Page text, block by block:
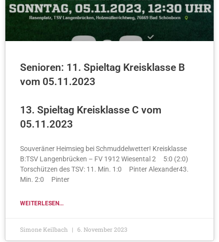
Senioren: 11. Spieltag Kreisklasse B
vom 05.11.2023
13. Spieltag Kreisklasse C vom
05.11.2023
Souveräner Heimsieg bei Schmuddelwetter! Kreisklasse
B:TSV Langenbrücken – FV 1912 Wiesental 2 5:0 (2:0)
Torschützen des TSV: 11. Min. 1:0 Pinter Alexander43.
Min. 2:0 Pinter
WEITERLESEN...
Simone Keilbach 6. November 2023